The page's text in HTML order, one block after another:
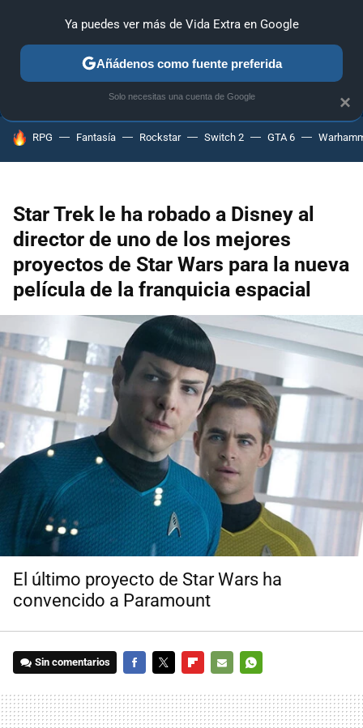
ANÁLISIS GUÍAS Y TRUCOS PC SONY NINTENDO
HOY SE HABLA DE
RPG Fantasía Rockstar Switch 2 GTA 6
Star Trek le ha robado a Disney al
director de uno de los mejores
proyectos de Star Wars para la nueva
película de la franquicia espacial
El último proyecto de Star Wars ha
convencido a Paramount
Sin comentarios
MAIL
×
Ya puedes ver más de Vida Extra en Google
Añádenos como fuente preferida
Solo necesitas una cuenta de Google